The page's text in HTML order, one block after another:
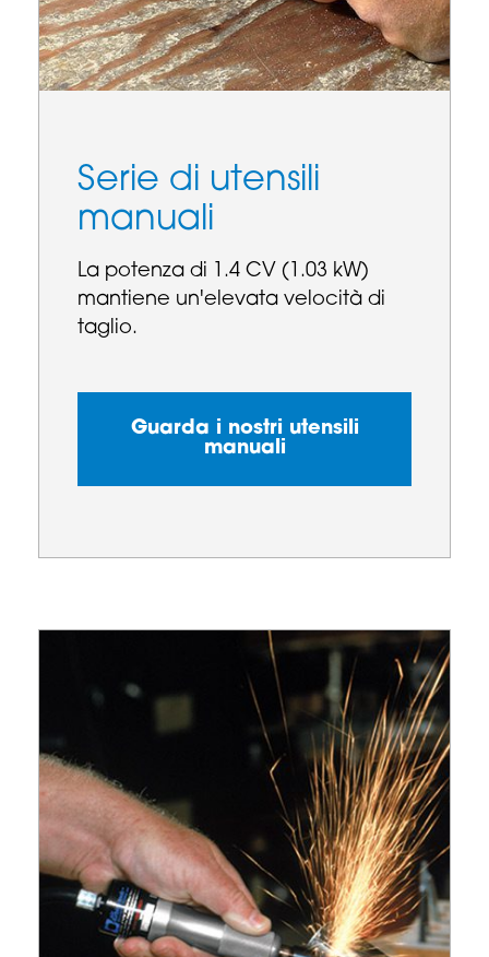
Serie di utensili
manuali
La potenza di 1.4 CV (1.03 kW)
mantiene un'elevata velocità di
taglio.
Guarda i nostri utensili
manuali